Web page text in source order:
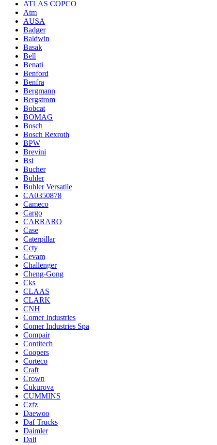
ATLAS COPCO
Atm
AUSA
Badger
Baldwin
Basak
Bell
Benati
Benford
Benfra
Bergmann
Bergstrom
Bobcat
BOMAG
Bosch
Bosch Rexroth
BPW
Brevini
Bsi
Bucher
Buhler
Buhler Versatile
CA0350878
Cameco
Cargo
CARRARO
Case
Caterpillar
Ccty
Cevam
Challenger
Cheng-Gong
Cks
CLAAS
CLARK
CNH
Comer Industries
Comer Industries Spa
Compair
Contitech
Coopers
Corteco
Craft
Crown
Cukurova
CUMMINS
Czfz
Daewoo
Daf Trucks
Daimler
Dali